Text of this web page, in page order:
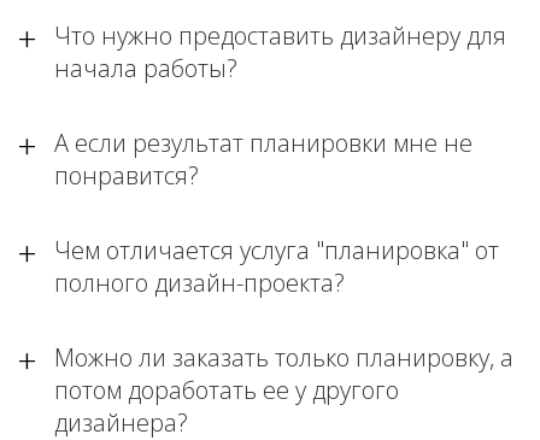
Что нужно предоставить дизайнеру для
начала работы?
А если результат планировки мне не
понравится?
Чем отличается услуга "планировка" от
полного дизайн-проекта?
Можно ли заказать только планировку, а
потом доработать ее у другого
дизайнера?